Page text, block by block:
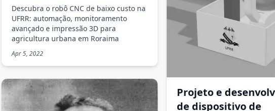
Descubra o robô CNC de baixo custo na
UFRR: automação, monitoramento
avançado e impressão 3D para
agricultura urbana em Roraima
Apr 5, 2022
Projeto e
de dispositivo de